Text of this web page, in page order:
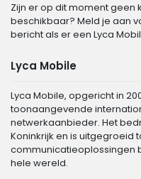
Zijn er op dit moment
beschikbaar? Meld je aan
bericht als er een Lyca
Lyca Mobile
Lyca Mobile, opgericht in
toonaangevende
netwerkaanbieder. Het
Koninkrijk en is
communicatieoplossingen
hele wereld.